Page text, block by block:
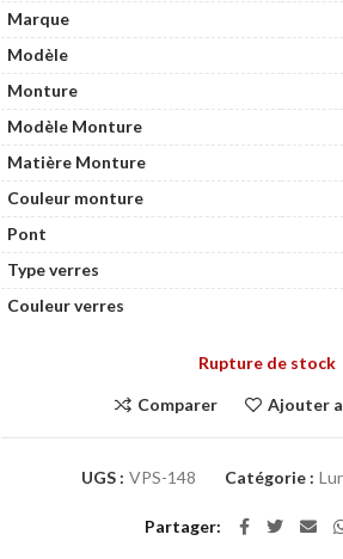
Marque
Modèle
Monture
Modèle Monture
Matière Monture
Couleur monture
Pont
Type verres
Couleur verres
Rupture de stock
Comparer Ajouter
UGS : VPS-148 Catégorie :
Partager